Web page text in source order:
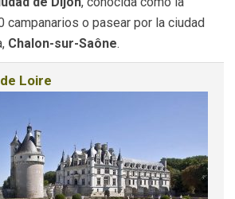
campanarios o pasear por la ciudad
Chalon-sur-Saône.
Loire